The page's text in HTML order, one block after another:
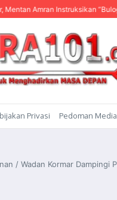
“Bulog Kirim Beras”
Privasi Pedoman
/ Wadan Kormar Dampingi